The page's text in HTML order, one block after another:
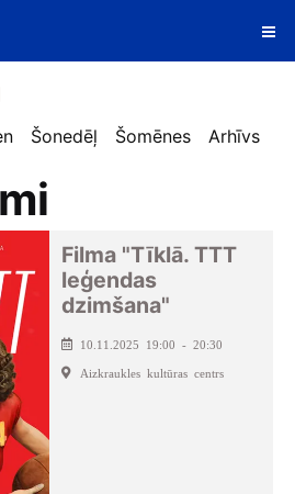
Šonedēļ Šomēnes Arhīvs
Filma "Tīklā. TTT
leģendas
dzimšana"
10.11.2025 19:00 - 20:30
Aizkraukles kultūras centrs